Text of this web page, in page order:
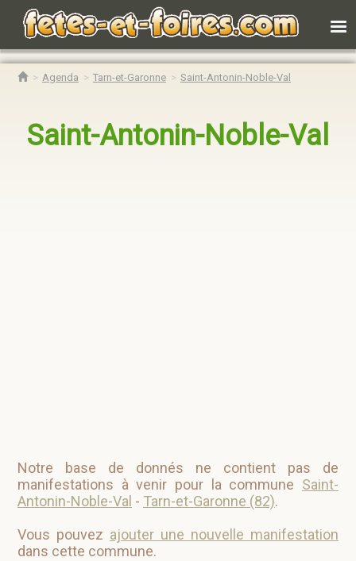
Agenda Tarn-et-Garonne Saint-Antonin-Noble-Val
Saint-Antonin-Noble-Val
Notre base de donnés ne contient pas de
manifestations à venir pour la commune Saint-
Antonin-Noble-Val - Tarn-et-Garonne (82).
Vous pouvez ajouter une nouvelle manifestation
dans cette commune.